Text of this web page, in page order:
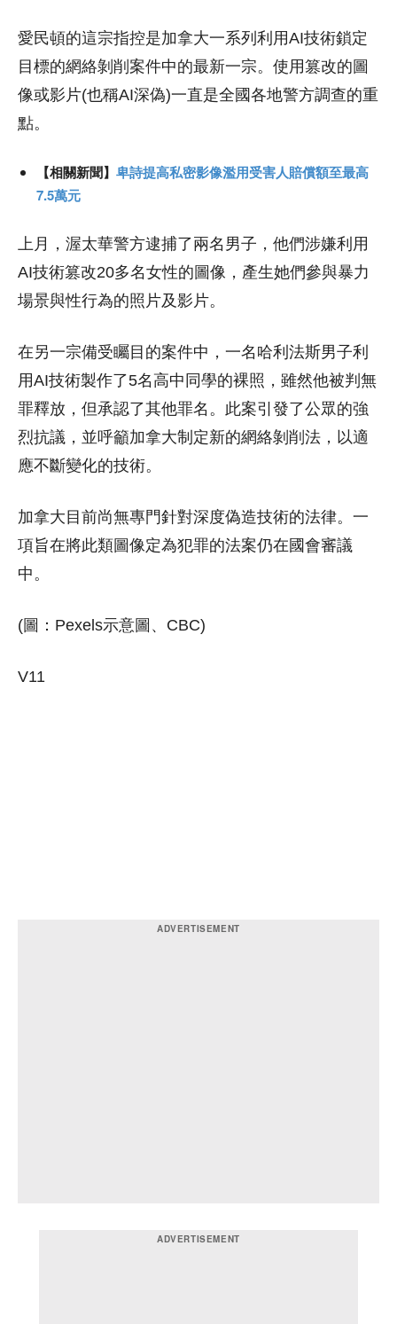
愛民頓的這宗指控是加拿大一系列利用AI技術鎖定
目標的網絡剝削案件中的最新一宗。使用篡改的圖
像或影片(也稱AI深偽)一直是全國各地警方調查的重
點。
【相關新聞】 卑詩提高私密影像濫用受害人賠償額至最高
7.5萬元
上月，渥太華警方逮捕了兩名男子，他們涉嫌利用
AI技術篡改20多名女性的圖像，產生她們參與暴力
場景與性行為的照片及影片。
在另一宗備受矚目的案件中，一名哈利法斯男子利
用AI技術製作了5名高中同學的裸照，雖然他被判無
罪釋放，但承認了其他罪名。此案引發了公眾的強
烈抗議，並呼籲加拿大制定新的網絡剝削法，以適
應不斷變化的技術。
加拿大目前尚無專門針對深度偽造技術的法律。一
項旨在將此類圖像定為犯罪的法案仍在國會審議
中。
(圖：Pexels示意圖、CBC)
V11